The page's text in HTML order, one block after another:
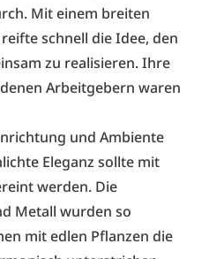
Mit einem breiten
schnell die Idee, den
zu realisieren. Ihre
Arbeitgebern waren
und Ambiente
Eleganz sollte mit
werden. Die
Metall wurden so
mit edlen Pflanzen die